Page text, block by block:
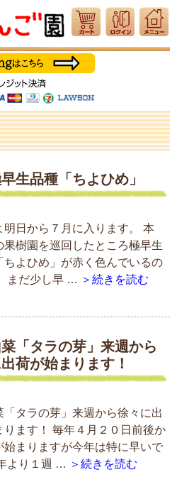
生品種「ちよひめ」
明日から７月に入ります。 本
果樹園を巡回したところ極早生
ちよひめ」が赤く色んでいるの
まだ少し早 … ＞続きを読む
「タラの芽」来週から
荷が始まります！
「タラの芽」来週から徐々に出
ります！ 毎年４月２０日前後か
始まりますが今年は特に早いで
より１週 … ＞続きを読む